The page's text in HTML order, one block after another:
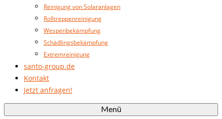
Reinigung von Solaranlagen
Rolltreppenreinigung
Wespenbekämpfung
Schädlingsbekämpfung
Extremreinigung
santo-group.de
Kontakt
Jetzt anfragen!
Menü